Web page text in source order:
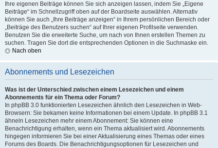
Ihre eigenen Beiträge können Sie sich anzeigen lassen, indem Sie „Eigene
Beiträge“ im Schnellzugriff oben auf der Boardseite auswählen. Alternativ
können Sie auch „Ihre Beiträge anzeigen“ in Ihrem persönlichen Bereich oder
„Beiträge des Benutzers suchen“ auf Ihrer eigenen Profilseite verwenden.
Benutzen Sie die erweiterte Suche, um nach von Ihnen erstellen Themen zu
suchen. Tragen Sie dort die entsprechenden Optionen in die Suchmaske ein.
Nach oben
Abonnements und Lesezeichen
Was ist der Unterschied zwischen einem Lesezeichen und einem
Abonnements für ein Thema oder Forum?
In phpBB 3.0 funktionierten Lesezeichen ähnlich den Lesezeichen in Web-
Browsern: Sie bekamen keine Informationen bei einem Update. In phpBB 3.1
ähneln Lesezeichen mehr einem Abonnement: Sie können eine
Benachrichtigung erhalten, wenn ein Thema aktualisiert wird. Abonnements
hingegen informieren Sie bei einer Aktualisierung eines Themas oder eines
Forums des Boards. Die Benachrichtigungsoptionen für Lesezeichen und